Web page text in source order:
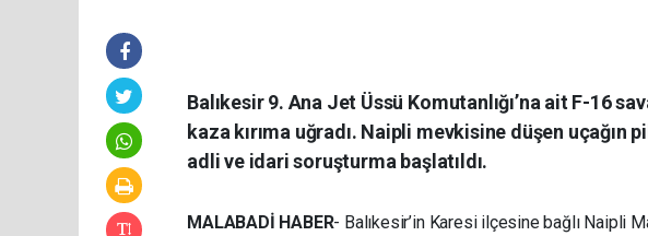
Balıkesir 9. Ana Jet Üssü Komutanlığı’na ait F-16
kaza kırıma uğradı. Naipli mevkisine düşen uçağın
adli ve idari soruşturma başlatıldı.
MALABADİ HABER- Balıkesir’in Karesi ilçesine bağlı Naipli